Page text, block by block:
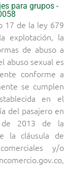
para grupos -
17 de la ley 679
explotación, la
de abuso a
abuso sexual es
conforme a
se cumplen
en el
del pasajero en
de 2013 de la
la cláusula de
y/o